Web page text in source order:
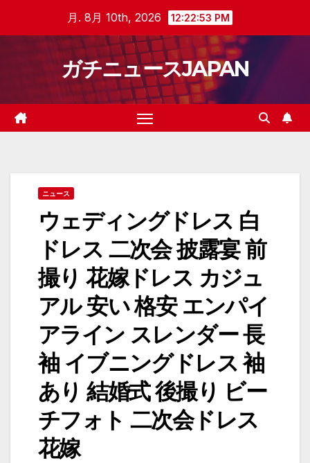
月. 8月 10th, 2026 12:22:53 PM
ガチニュースJAPAN
ニュース
ウェディングドレス 白
ドレス 二次会 披露宴 前
撮り 花嫁ドレス カジュ
アル 安い 格安 エンパイ
アライン スレンダー 長
袖 イブニングドレス 袖
あり 結婚式 後撮り ビー
チフォト 二次会ドレス
花嫁